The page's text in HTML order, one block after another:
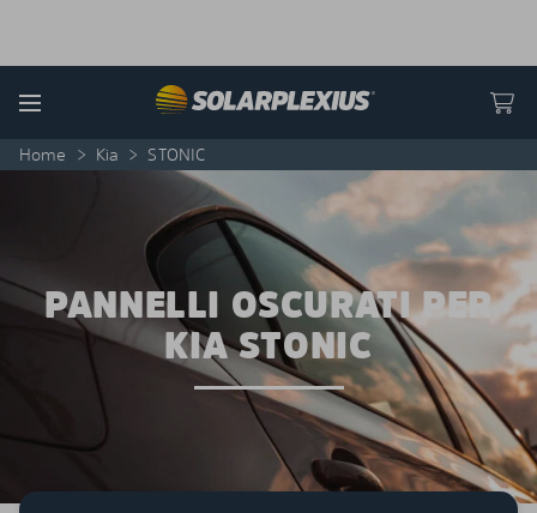
Menu
Home > Kia > STONIC
PANNELLI OSCURATI PER
KIA STONIC